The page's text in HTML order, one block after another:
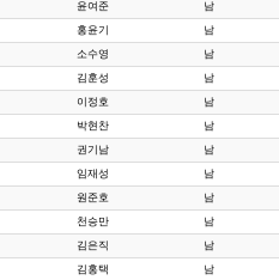
윤여준 남
홍윤기 남
소수영 남
김훈성 남
이정호 남
박현찬 남
권기남 남
임재성 남
원준호 남
천승만 남
김은직 남
김홍택 남